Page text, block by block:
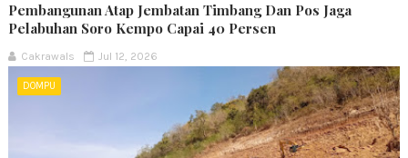
Pembangunan Atap Jembatan Timbang Dan Pos Jaga
Pelabuhan Soro Kempo Capai 40 Persen
Cakrawals Jul 12, 2026
DOMPU